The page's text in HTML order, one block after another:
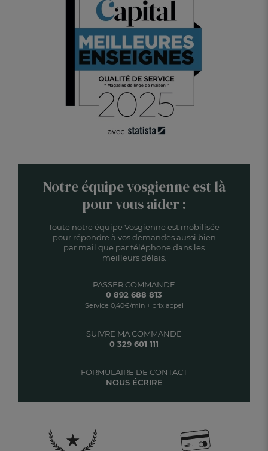
Notre équipe vosgienne est là
pour vous aider :
Toute notre équipe Vosgienne est mobilisée
pour répondre à vos demandes aussi bien
par mail que par téléphone dans les
meilleurs délais.
SUIVRE MA COMMANDE
0 329 601 111
PASSER COMMANDE
0 892 688 813
Service 0,40€/min + prix appel
FORMULAIRE DE CONTACT
NOUS ÉCRIRE